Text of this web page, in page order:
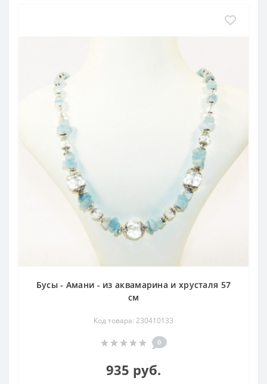
Бусы - Амани - из аквамарина и хрусталя 57
см
Код товара: 230410133
0
935 руб.